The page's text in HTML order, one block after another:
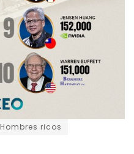
Hombres ricos